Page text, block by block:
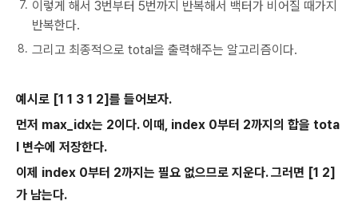
이렇게 해서 3번부터 5번까지 반복해서 백터가 비어질 때가지
반복한다.
그리고 최종적으로 total을 출력해주는 알고리즘이다.
예시로 [1 1 3 1 2]를 들어보자.
먼저 max_idx는 2이다. 이때, index 0부터 2까지의 합을 tota
l 변수에 저장한다.
이제 index 0부터 2까지는 필요 없으므로 지운다. 그러면 [1 2]
가 남는다.